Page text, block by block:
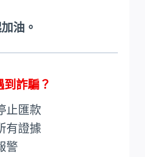
油。
到詐騙？
止匯款
有證據
警